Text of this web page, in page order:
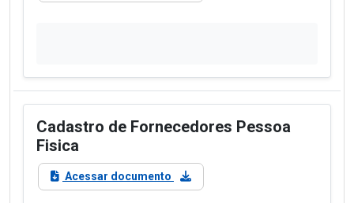
Cadastro de Fornecedores Pessoa
Fisica
Acessar documento